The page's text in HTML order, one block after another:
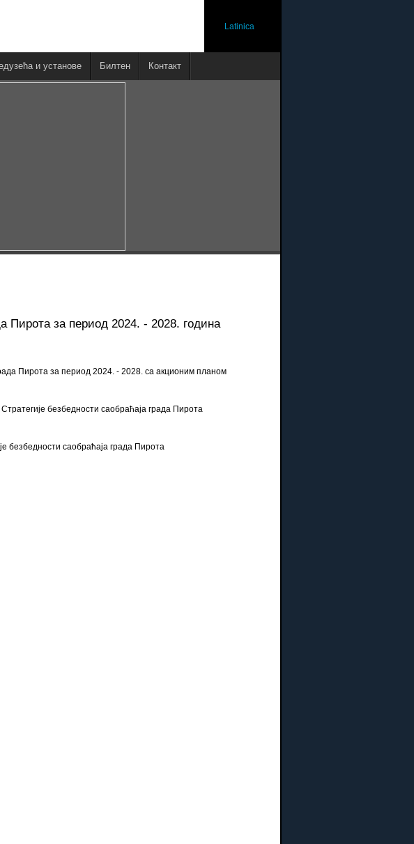
Latinica
и установе Билтен Контакт
Пирота за период 2024. - 2028. година
Пирота за период 2024. - 2028. са акционим планом
безбедности саобраћаја града Пирота
безбедности саобраћаја града Пирота